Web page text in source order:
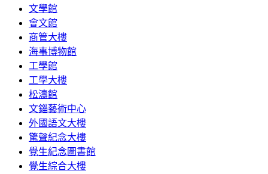
文學館
會文館
商管大樓
海事博物館
工學館
工學大樓
松濤館
文錙藝術中心
外國語文大樓
驚聲紀念大樓
覺生紀念圖書館
覺生綜合大樓